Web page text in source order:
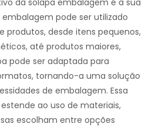
da solapa embalagem é a sua
pode ser utilizado
produtos, desde itens pequenos,
até produtos maiores,
pode ser adaptada para
tornando-a uma solução
de embalagem. Essa
ao uso de materiais,
escolham entre opções